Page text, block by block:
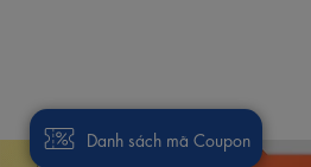
Danh sách mã Coupon